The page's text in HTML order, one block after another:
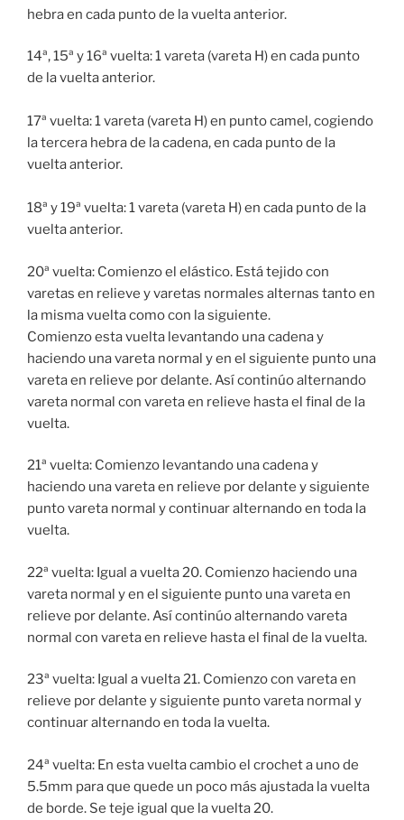
hebra en cada punto de la vuelta anterior.
14ª, 15ª y 16ª vuelta: 1 vareta (vareta H) en cada punto
de la vuelta anterior.
17ª vuelta: 1 vareta (vareta H) en punto camel, cogiendo
la tercera hebra de la cadena, en cada punto de la
vuelta anterior.
18ª y 19ª vuelta: 1 vareta (vareta H) en cada punto de la
vuelta anterior.
20ª vuelta: Comienzo el elástico. Está tejido con
varetas en relieve y varetas normales alternas tanto en
la misma vuelta como con la siguiente.
Comienzo esta vuelta levantando una cadena y
haciendo una vareta normal y en el siguiente punto una
vareta en relieve por delante. Así continúo alternando
vareta normal con vareta en relieve hasta el final de la
vuelta.
21ª vuelta: Comienzo levantando una cadena y
haciendo una vareta en relieve por delante y siguiente
punto vareta normal y continuar alternando en toda la
vuelta.
22ª vuelta: Igual a vuelta 20. Comienzo haciendo una
vareta normal y en el siguiente punto una vareta en
relieve por delante. Así continúo alternando vareta
normal con vareta en relieve hasta el final de la vuelta.
23ª vuelta: Igual a vuelta 21. Comienzo con vareta en
relieve por delante y siguiente punto vareta normal y
continuar alternando en toda la vuelta.
24ª vuelta: En esta vuelta cambio el crochet a uno de
5.5mm para que quede un poco más ajustada la vuelta
de borde. Se teje igual que la vuelta 20.